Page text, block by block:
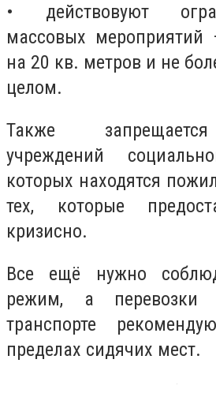
• действовуют
массовых мероприятий
на 20 кв. метров и не
целом.
Также
учреждений
которых находятся
тех, которые
кризисно.
Все ещё нужно
режим, а перевозки
транспорте
пределах сидячих мест.